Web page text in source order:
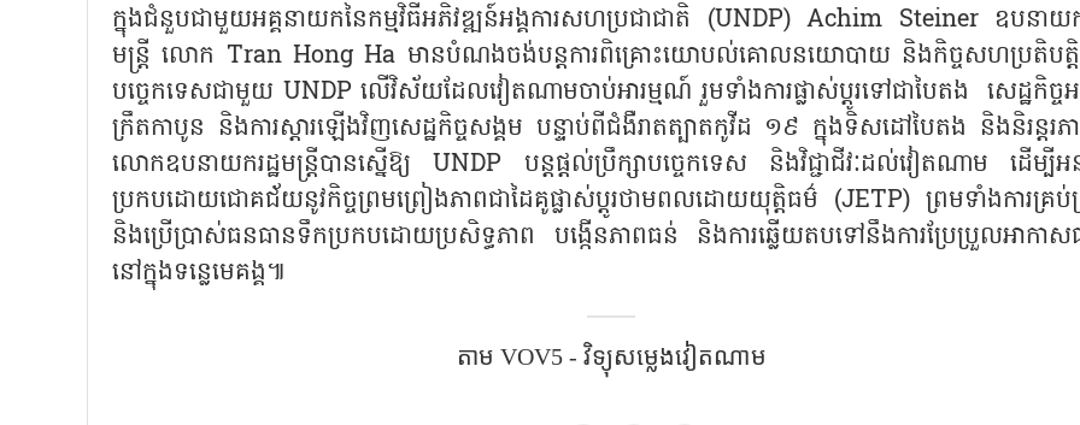
ក្នុងជំនួបជាមួយអគ្គនាយកនៃកម្មវិធីអភិវឌ្ឍន៍អង្គការសហប្រជាជាតិ (UNDP) Achim Steiner ឧបនាយក
មន្ត្រី លោក Tran Hong Ha មានបំណងចង់បន្តការពិគ្រោះយោបល់គោលនយោបាយ និងកិច្ចសហប្រតិបត្តិ
បច្ចេកទេសជាមួយ UNDP លើវិស័យដែលវៀតណាមចាប់អារម្មណ៍ រួមទាំងការផ្លាស់ប្តូរទៅជាបៃតង សេដ្ឋកិច្ចអ
ក្រឹតកាបូន និងការស្តារឡើងវិញសេដ្ឋកិច្ចសង្គម បន្ទាប់ពីជំងឺរាតត្បាតកូវីដ ១៩ ក្នុងទិសដៅបៃតង និងនិរន្តរភ
លោកឧបនាយករដ្ឋមន្ត្រីបានស្នើឱ្យ UNDP បន្តផ្តល់ប្រឹក្សាបច្ចេកទេស និងវិជ្ជាជីវៈដល់វៀតណាម ដើម្បីអនុ
ប្រកបដោយជោគជ័យនូវកិច្ចព្រមព្រៀងភាពជាដៃគូផ្លាស់ប្តូរថាមពលដោយយុត្តិធម៌ (JETP) ព្រមទាំងការគ្រប់
និងប្រើប្រាស់ធនធានទឹកប្រកបដោយប្រសិទ្ធភាព បង្កើនភាពធន់ និងការឆ្លើយតបទៅនឹងការប្រែប្រួលអាកាស
នៅក្នុងទន្លេមេគង្គ៕
តាម​ VOV5 - វិទ្យុសម្លេងវៀតណាម